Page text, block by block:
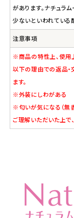
があります。ナチュラ
少ないといわれている
注意事項
※商品の特性上、使用
以下の理由での返品・
ます。
※外装にしわがある
※匂いが気になる（無
ご理解いただいた上で